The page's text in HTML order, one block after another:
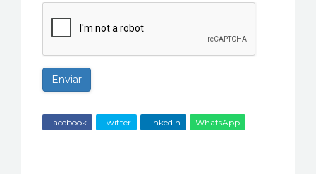
Enviar
Facebook Twitter Linkedin WhatsApp